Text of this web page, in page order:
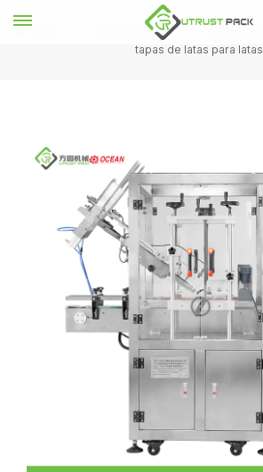
máquina de tapado
tapas de latas para latas